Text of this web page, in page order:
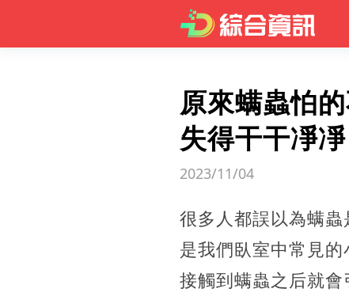
原來螨蟲怕
失得干干凈凈
2023/11/04
很多人都誤以為螨
是我們臥室中常見
接觸到螨蟲之后就